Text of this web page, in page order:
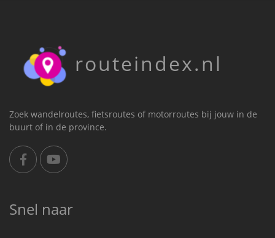
routeindex.nl
Zoek wandelroutes, fietsroutes of motorroutes bij jouw in de
buurt of in de province.
Snel naar